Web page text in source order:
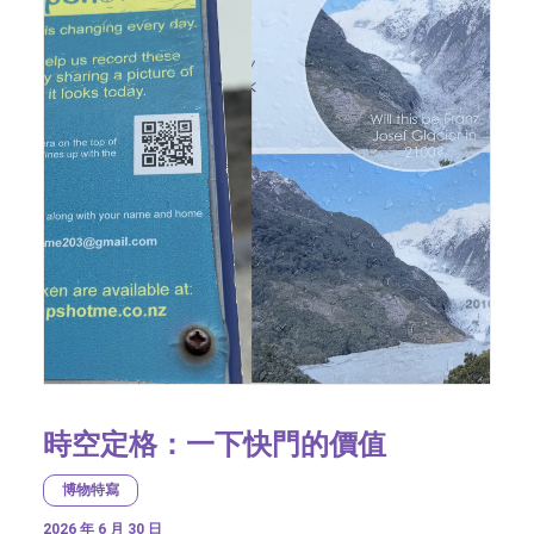
時空定格：一下快門的價值
博物特寫
2026 年 6 月 30 日